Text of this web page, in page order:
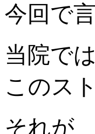
今回で
当院では
このス
それが